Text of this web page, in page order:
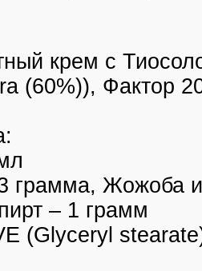
крем с
(60%)), Фактор
грамма, Жожоба
– 1 грамм
(Glyceryl